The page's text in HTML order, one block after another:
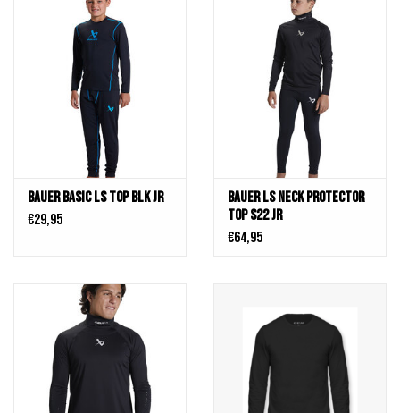
Bauer Basic LS top BLK Jr
€29,95
Bauer LS Neck Protector
Top S22 JR
€64,95